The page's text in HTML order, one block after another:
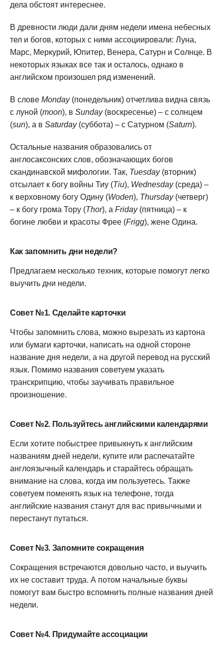
дела обстоят интереснее.
В древности люди дали дням недели имена небесных
тел и богов, которых с ними ассоциировали: Луна,
Марс, Меркурий, Юпитер, Венера, Сатурн и Солнце. В
некоторых языках все так и осталось, однако в
английском произошел ряд изменений.
В слове Monday(понедельник) отчетлива видна связь
с луной (moon), в Sunday(воскресенье) – с солнцем
(sun), а в Saturday(суббота) – с Сатурном (Saturn).
Остальные названия образовались от
англосаксонских слов, обозначающих богов
скандинавской мифологии. Так, Tuesday(вторник)
отсылает к богу войны Тиу (Tiu), Wednesday(среда) –
к верховному богу Одину (Woden), Thursday(четверг)
– к богу грома Тору (Thor), а Friday(пятница) – к
богине любви и красоты Фрее (Frigg), жене Одина.
Как запомнить дни недели?
Предлагаем несколько техник, которые помогут легко
выучить дни недели.
Совет №1. Сделайте карточки
Чтобы запомнить слова, можно вырезать из картона
или бумаги карточки, написать на одной стороне
название дня недели, а на другой перевод на русский
язык. Помимо названия советуем указать
транскрипцию, чтобы заучивать правильное
произношение.
Совет №2. Пользуйтесь английскими календарями
Если хотите побыстрее привыкнуть к английским
названиям дней недели, купите или распечатайте
англоязычный календарь и старайтесь обращать
внимание на слова, когда им пользуетесь. Также
советуем поменять язык на телефоне, тогда
английские названия станут для вас привычными и
перестанут путаться.
Совет №3. Запомните сокращения
Сокращения встречаются довольно часто, и выучить
их не составит труда. А потом начальные буквы
помогут вам быстро вспомнить полные названия дней
недели.
Совет №4. Придумайте ассоциации